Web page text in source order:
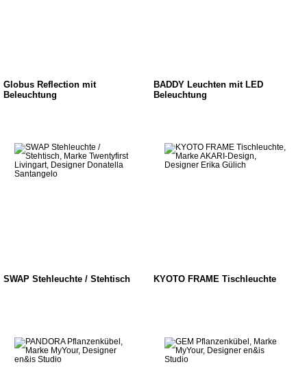
Globus Reflection mit
Beleuchtung
BADDY Leuchten mit LED
Beleuchtung
SWAP Stehleuchte / Stehtisch KYOTO FRAME Tischleuchte